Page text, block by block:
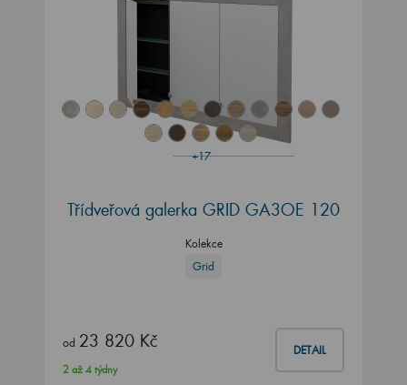
+17
Třídveřová galerka GRID GA3OE 120
Kolekce
Grid
od 23 820 Kč DETAIL
2 až 4 týdny